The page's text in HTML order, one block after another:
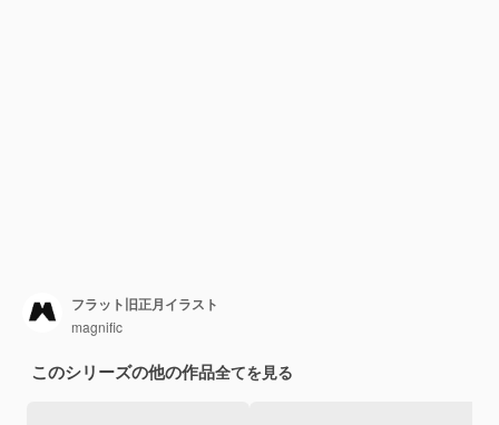
フラット旧正月イラスト
magnific
このシリーズの他の作品全てを見る